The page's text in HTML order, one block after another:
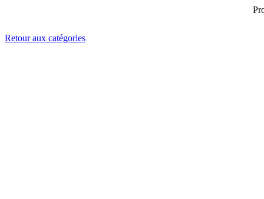
Retour aux catégories